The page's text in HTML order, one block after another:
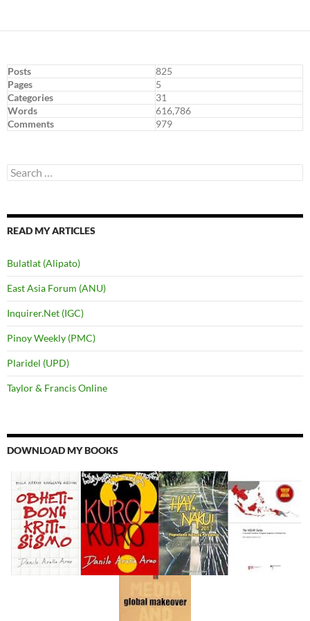
Posts
825
Pages
5
Categories
31
Words
616,786
Comments
979
Search
for:
READ MY ARTICLES
Bulatlat (Alipato)
East Asia Forum (ANU)
Inquirer.Net (IGC)
Pinoy Weekly (PMC)
Plaridel (UPD)
Taylor & Francis Online
DOWNLOAD MY BOOKS